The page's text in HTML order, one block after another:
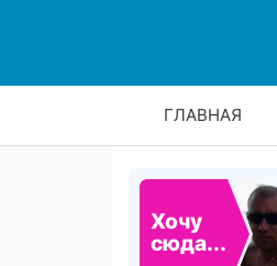
ГЛАВНАЯ
Хочу
сюда...